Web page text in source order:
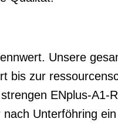
Unsere
bis zur
ENplus-A1-
Unterföhring ein